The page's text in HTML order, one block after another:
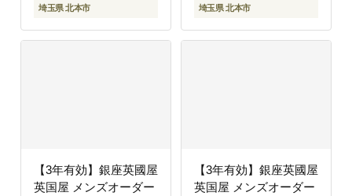
埼玉県 北本市 埼玉県 北本市
【3年有効】銀座英國屋
英国屋 メンズオーダー
【3年有効】銀座英國屋
英国屋 メンズオーダー